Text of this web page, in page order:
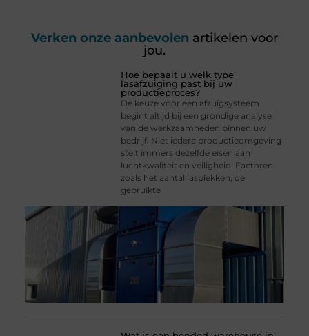
Verken onze aanbevolen artikelen voor
jou.
Hoe bepaalt u welk type
lasafzuiging past bij uw
productieproces?
De keuze voor een afzuigsysteem
begint altijd bij een grondige analyse
van de werkzaamheden binnen uw
bedrijf. Niet iedere productieomgeving
stelt immers dezelfde eisen aan
luchtkwaliteit en veiligheid. Factoren
zoals het aantal lasplekken, de
gebruikte